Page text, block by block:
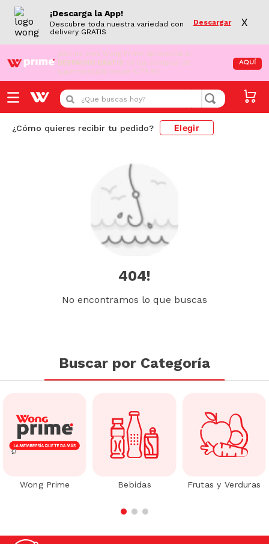
¡Descarga la App!
Descubre toda nuestra variedad con
delivery GRATIS
Descargar X
¡Aún no eres Wong Prime! Aprovecha el
DESPACHO GRATIS en tus compras de
supermercado desde S/79.90
AQUÍ
¿Que buscas hoy?
¿Cómo quieres recibir tu pedido? Elegir
404!
No encontramos lo que buscas
Buscar por Categoría
Wong Prime Bebidas Frutas y Verduras